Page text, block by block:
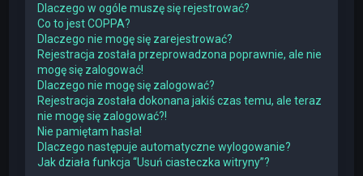
Dlaczego w ogóle muszę się rejestrować?
Co to jest COPPA?
Dlaczego nie mogę się zarejestrować?
Rejestracja została przeprowadzona poprawnie, ale nie
mogę się zalogować!
Dlaczego nie mogę się zalogować?
Rejestracja została dokonana jakiś czas temu, ale teraz
nie mogę się zalogować?!
Nie pamiętam hasła!
Dlaczego następuje automatyczne wylogowanie?
Jak działa funkcja “Usuń ciasteczka witryny”?